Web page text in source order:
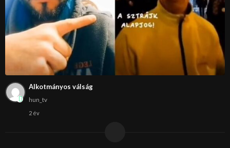
Alkotmányos válság
hun_tv
2 év